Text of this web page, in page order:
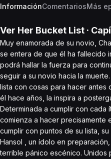
InformaciónComentariosMás
Ver Her Bucket List ·
Muy enamorada de su novio,
se entera de que él ha fallecido
podrá hallar la fuerza para
seguir a su novio hacia la
lista con cosas para hacer antes
él hace años, la inspira a
Determinada a cumplir con cada
comienza a hacer precisamente
cumplir con puntos de su lista,
Hansol , un ídolo en
terrible pánico escénico. Unidos